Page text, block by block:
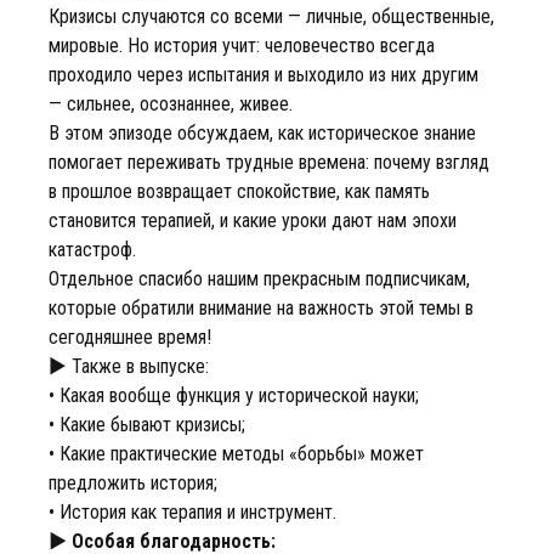
Кризисы случаются со всеми — личные, общественные,
мировые. Но история учит: человечество всегда
проходило через испытания и выходило из них другим
— сильнее, осознаннее, живее.
В этом эпизоде обсуждаем, как историческое знание
помогает переживать трудные времена: почему взгляд
в прошлое возвращает спокойствие, как память
становится терапией, и какие уроки дают нам эпохи
катастроф.
Отдельное спасибо нашим прекрасным подписчикам,
которые обратили внимание на важность этой темы в
сегодняшнее время!
► Также в выпуске:
• Какая вообще функция у исторической науки;
• Какие бывают кризисы;
• Какие практические методы «борьбы» может
предложить история;
• История как терапия и инструмент.
► Особая благодарность: